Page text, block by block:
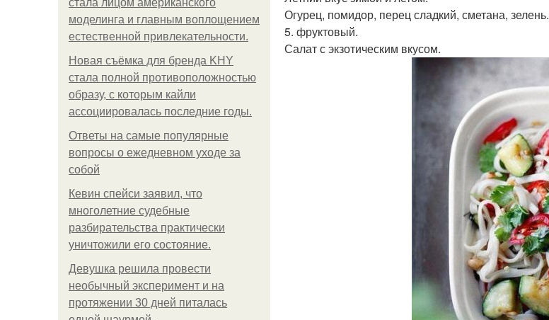
стала лицом американского
моделинга и главным воплощением
естественной привлекательности.
Новая съёмка для бренда KHY
стала полной противоположностью
образу, с которым кайли
ассоциировалась последние годы.
Ответы на самые популярные
вопросы о ежедневном уходе за
собой
Кевин спейси заявил, что
многолетние судебные
разбирательства практически
уничтожили его состояние.
Девушка решила провести
необычный эксперимент и на
протяжении 30 дней питалась
Огурец, помидор, перец сладкий, сметана, зелень.
5. фруктовый.
Салат с экзотическим вкусом.